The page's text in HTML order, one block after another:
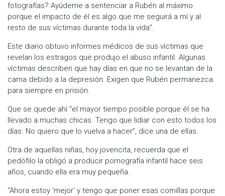
fotografías? Ayúdeme a sentenciar a Rubén al máximo
porque el impacto de él es algo que me seguirá a mí y al
resto de sus víctimas durante toda la vida”.
Este diario obtuvo informes médicos de sus víctimas que
revelan los estragos que produjo el abuso infantil. Algunas
víctimas describen que hay días en que no se levantan de la
cama debido a la depresión. Exigen que Rubén permanezca
para siempre en prisión.
Que se quede ahí “el mayor tiempo posible porque él se ha
llevado a muchas chicas. Tengo que lidiar con esto todos los
días. No quiero que lo vuelva a hacer”, dice una de ellas.
Otra de aquellas niñas, hoy jovencita, recuerda que el
pedófilo la obligó a producir pornografía infantil hace seis
años, cuando ella era muy pequeña.
“Ahora estoy ‘mejor’ y tengo que poner esas comillas porque